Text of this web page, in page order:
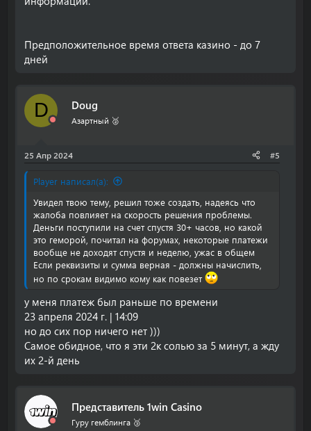
Предположительное время ответа казино - до 7
дней
D Doug
Азартный 🥈
25 Апр 2024 #5
Player написал(а):
Увидел твою тему, решил тоже создать, надеясь что
жалоба повлияет на скорость решения проблемы.
Деньги поступили на счет спустя 30+ часов, но какой
это геморой, почитал на форумах, некоторые платежи
вообще не доходят спустя и неделю, ужас в общем
Если реквизиты и сумма верная - должны начислить,
но по срокам видимо кому как повезет
у меня платеж был раньше по времени
23 апреля 2024 г. | 14:09
но до сих пор ничего нет )))
Самое обидное, что я эти 2к солью за 5 минут, а жду
их 2-й день
Представитель 1win Casino
Гуру гемблинга 🥉